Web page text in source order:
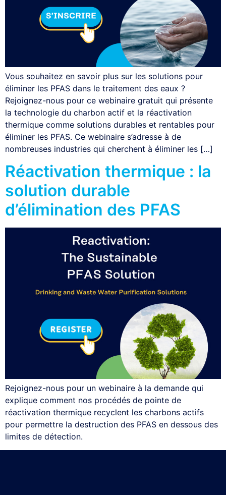
Vous souhaitez en savoir plus sur les solutions pour
éliminer les PFAS dans le traitement des eaux ?
Rejoignez-nous pour ce webinaire gratuit qui présente
la technologie du charbon actif et la réactivation
thermique comme solutions durables et rentables pour
éliminer les PFAS. Ce webinaire s’adresse à de
nombreuses industries qui cherchent à éliminer les […]
Réactivation thermique : la
solution durable
d’élimination des PFAS
Rejoignez-nous pour un webinaire à la demande qui
explique comment nos procédés de pointe de
réactivation thermique recyclent les charbons actifs
pour permettre la destruction des PFAS en dessous des
limites de détection.